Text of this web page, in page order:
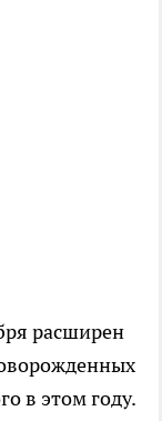
расширен
в этом году.